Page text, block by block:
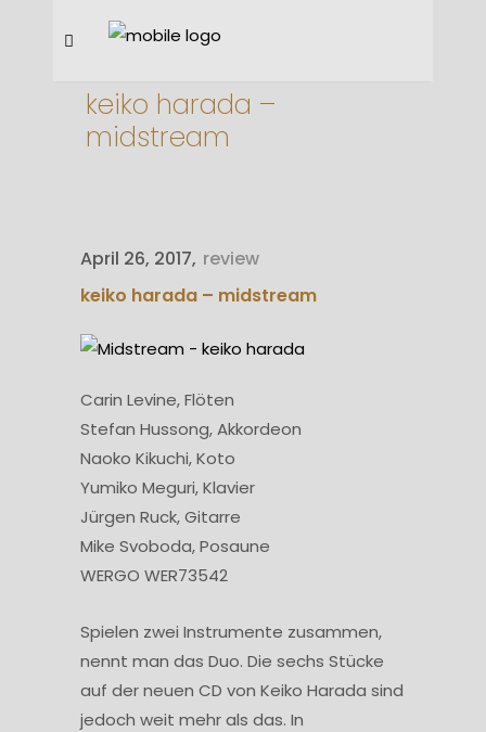
keiko harada –
midstream
April 26, 2017 review
keiko harada – midstream
Carin Levine, Flöten
Stefan Hussong, Akkordeon
Naoko Kikuchi, Koto
Yumiko Meguri, Klavier
Jürgen Ruck, Gitarre
Mike Svoboda, Posaune
WERGO WER73542
Spielen zwei Instrumente zusammen,
nennt man das Duo. Die sechs Stücke
auf der neuen CD von Keiko Harada sind
jedoch weit mehr als das. In